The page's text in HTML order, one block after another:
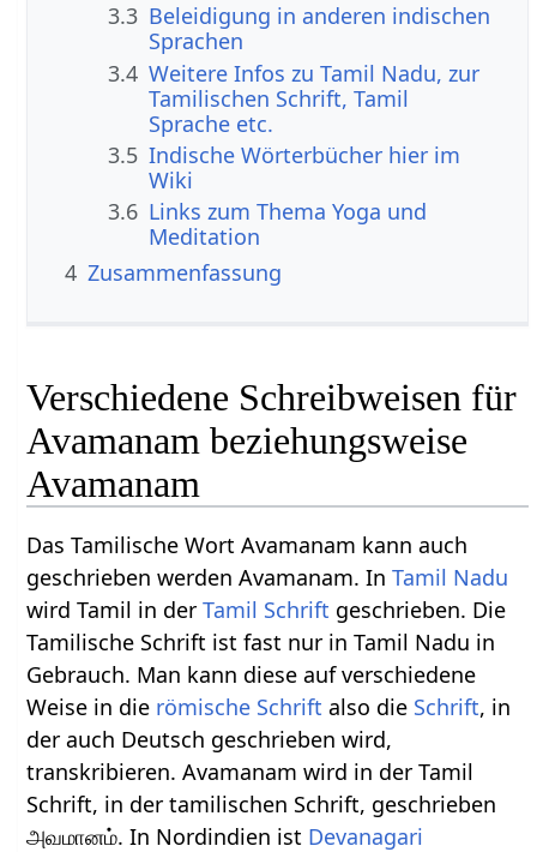
3.3 Beleidigung in anderen indischen
Sprachen
3.4 Weitere Infos zu Tamil Nadu, zur
Tamilischen Schrift, Tamil
Sprache etc.
3.5 Indische Wörterbücher hier im
Wiki
3.6 Links zum Thema Yoga und
Meditation
4 Zusammenfassung
Verschiedene Schreibweisen für
Avamanam beziehungsweise
Avamanam
Das Tamilische Wort Avamanam kann auch
geschrieben werden Avamanam. InTamil Nadu
wird Tamil in derTamil Schrift geschrieben. Die
Tamilische Schrift ist fast nur in Tamil Nadu in
Gebrauch. Man kann diese auf verschiedene
Weise in die römische Schrift also die Schrift, in
der auch Deutsch geschrieben wird,
transkribieren. Avamanam wird in der Tamil
Schrift, in der tamilischen Schrift, geschrieben
அவமானம். In Nordindien ist Devanagari